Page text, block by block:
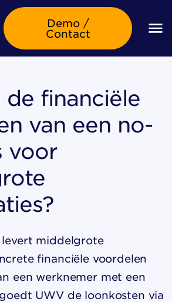
Demo /
Contact
de financiële
van een no-
voor
levert middelgrote
financiële voordelen
een werknemer met een
UWV de loonkosten via